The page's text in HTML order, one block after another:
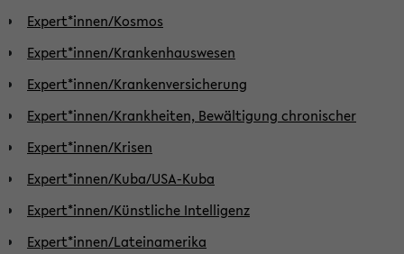
Expert*innen/Kosmos
Expert*innen/Krankenhauswesen
Expert*innen/Krankenversicherung
Expert*innen/Krankheiten, Bewältigung chronischer
Expert*innen/Krisen
Expert*innen/Kuba/USA-Kuba
Expert*innen/Künstliche Intelligenz
Expert*innen/Lateinamerika